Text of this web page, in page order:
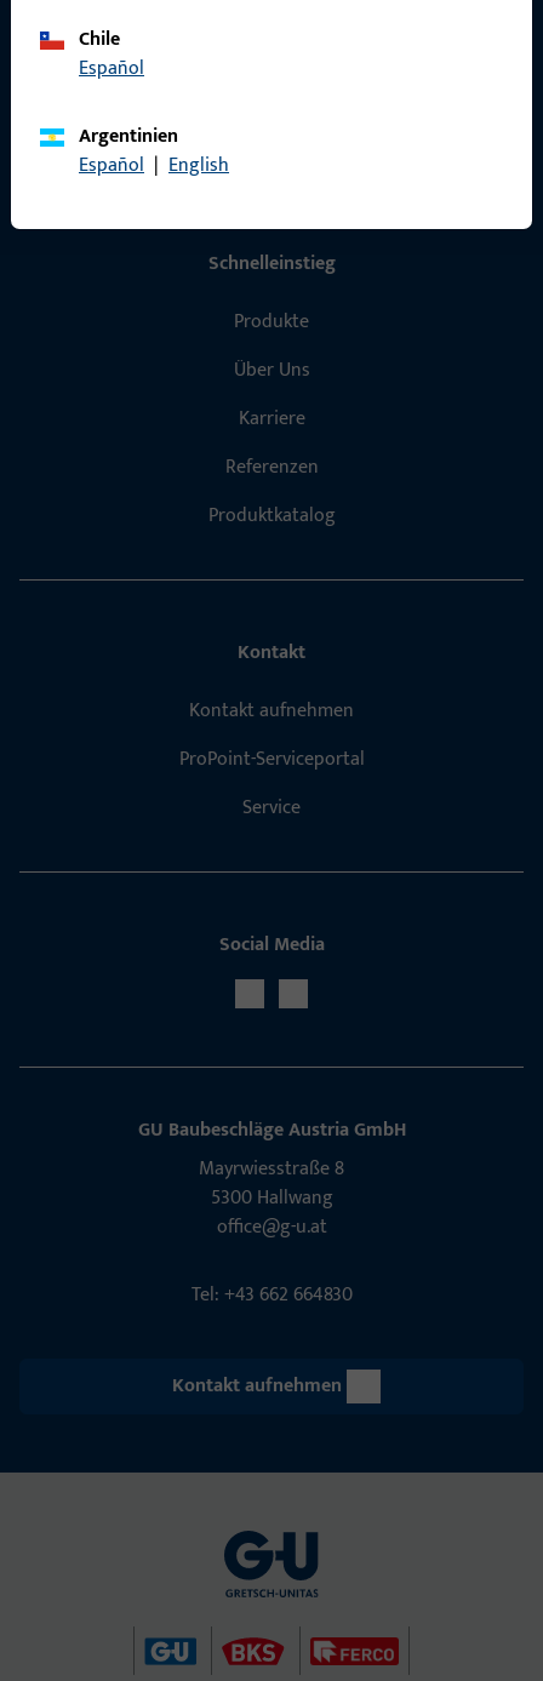
Chile
Español
Argentinien
Español | English
Schnelleinstieg
Produkte
Über Uns
Karriere
Referenzen
Produktkatalog
Kontakt
Kontakt aufnehmen
ProPoint-Serviceportal
Service
Social Media
GU Baubeschläge Aus­tria GmbH
Mayrwies­straße 8
5300 Hall­wang
office@g-u.at
Tel: +43 662 664830
Kontakt aufnehmen